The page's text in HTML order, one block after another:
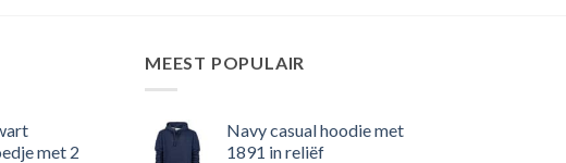
met 2
MEEST POPULAIR
Navy casual hoodie met
1891 in reliëf